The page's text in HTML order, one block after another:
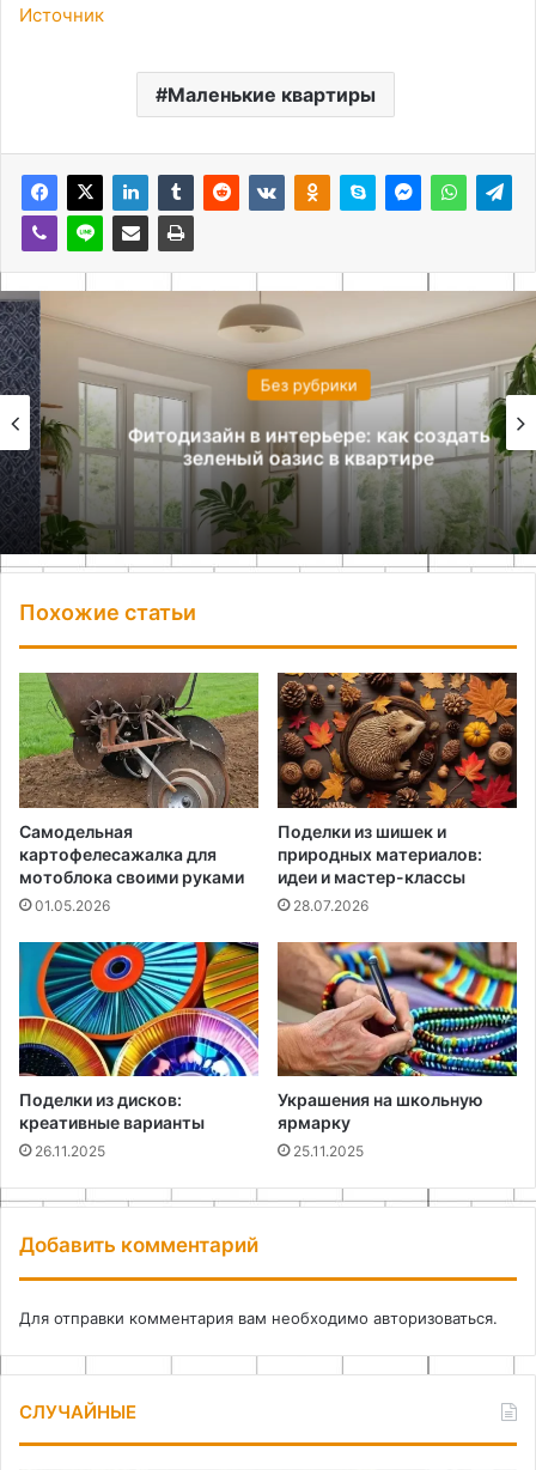
Источник
Маленькие квартиры
Без рубрики
Фитодизайн в интерьере: как создать
зеленый оазис в квартире
Похожие статьи
Самодельная
картофелесажалка для
мотоблока своими руками
01.05.2026
Поделки из шишек и
природных материалов:
идеи и мастер-классы
28.07.2026
Поделки из дисков:
креативные варианты
26.11.2025
Украшения на школьную
ярмарку
25.11.2025
Добавить комментарий
Для отправки комментария вам необходимо авторизоваться.
СЛУЧАЙНЫЕ